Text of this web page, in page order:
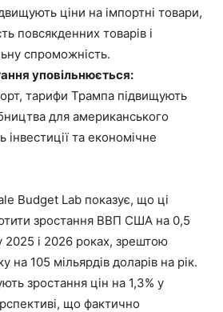
ціни на імпортні товари,
повсякденних товарів і
спроможність.
уповільнюється:
тарифи Трампа підвищують
для американського
інвестиції та економічне
Budget Lab показує, що ці
зростання ВВП США на 0,5
2025 і 2026 роках, зрештою
на 105 мільярдів доларів на рік.
зростання цін на 1,3% у
що фактично